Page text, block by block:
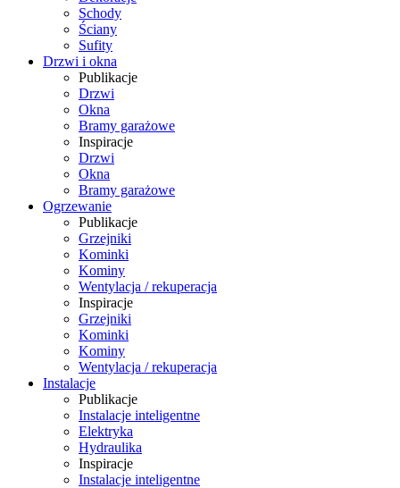
Schody
Ściany
Sufity
Drzwi i okna
Publikacje
Drzwi
Okna
Bramy garażowe
Inspiracje
Drzwi
Okna
Bramy garażowe
Ogrzewanie
Publikacje
Grzejniki
Kominki
Kominy
Wentylacja / rekuperacja
Inspiracje
Grzejniki
Kominki
Kominy
Wentylacja / rekuperacja
Instalacje
Publikacje
Instalacje inteligentne
Elektryka
Hydraulika
Inspiracje
Instalacje inteligentne